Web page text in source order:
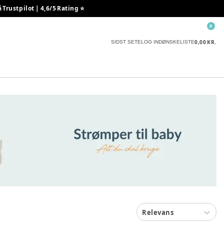
Trustpilot | 4,6/5 Rating ⭐️
SIDST SETELOG INDØNSKELISTE0,00 KR.
0
Relevans